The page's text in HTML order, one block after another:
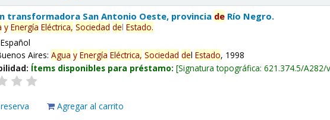
transformadora San Antonio Oeste, provincia de Río Negro.
y Energía Eléctrica, Sociedad delEstado.
Español
Aires:Agua y Energía Eléctrica, Sociedad delEstado, 1998
Ítems disponibles para préstamo: Signatura topográfica:621.374.5/A282/
Agregar al carrito